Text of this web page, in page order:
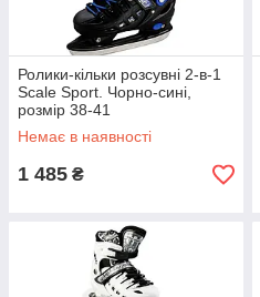
Ролики-кільки розсувні 2-в-1
Scale Sport. Чорно-сині,
розмір 38-41
Немає в наявності
1 485 ₴